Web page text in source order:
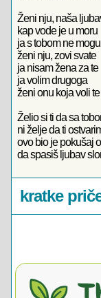
Ženi nju, naša
kap vode je u moru
ja s tobom ne mogu
ženi nju, zovi svate
ja nisam žena za te
ja volim drugoga
ženi onu koja voli te
Želio si ti da sa
ni želje da ti
ovo bio je pokušaj
da spasiš ljubav
kratke